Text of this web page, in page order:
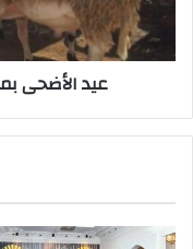
عيد الأضحى